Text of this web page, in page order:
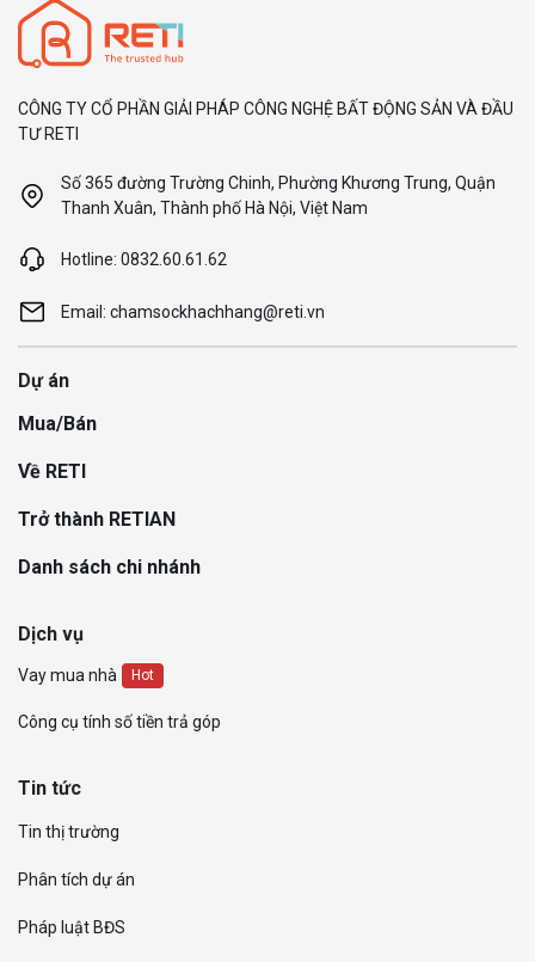
CÔNG TY CỔ PHẦN GIẢI PHÁP CÔNG NGHỆ BẤT ĐỘNG SẢN VÀ ĐẦU
TƯ RETI
Số 365 đường Trường Chinh, Phường Khương Trung, Quận
Thanh Xuân, Thành phố Hà Nội, Việt Nam
Hotline: 0832.60.61.62
Email: chamsockhachhang@reti.vn
Dự án
Mua/Bán
Về RETI
Trở thành RETIAN
Danh sách chi nhánh
Dịch vụ
Vay mua nhà Hot
Công cụ tính số tiền trả góp
Tin tức
Tin thị trường
Phân tích dự án
Pháp luật BĐS